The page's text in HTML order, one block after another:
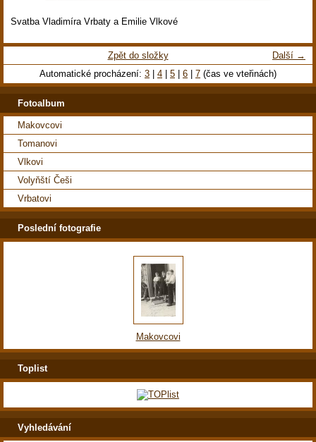
Svatba Vladimíra Vrbaty a Emilie Vlkové
Další →
Zpět do složky
Automatické procházení: 3 4 5 6 7 (čas ve vteřinách)
Fotoalbum
Makovcovi
Tomanovi
Vlkovi
Volyňští Češi
Vrbatovi
Poslední fotografie
Makovcovi
Toplist
Vyhledávání